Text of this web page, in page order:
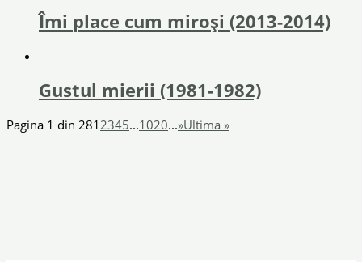
Îmi place cum miroși (2013-2014)
Gustul mierii (1981-1982)
Pagina 1 din 2812345...1020...»Ultima »